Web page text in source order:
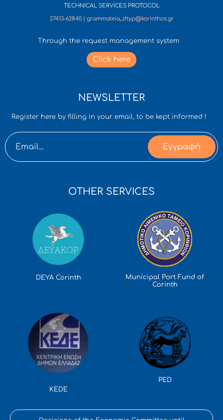
TECHNICAL SERVICES PROTOCOL
27413-62840 | grammateia_dtyp@korinthos.gr
Through the request management system
Click here
NEWSLETTER
Register here by filling in your email, to be kept informed !
Εγγραφή
OTHER SERVICES
DEYA Corinth
Municipal Port Fund of
Corinth
KEDE
PED